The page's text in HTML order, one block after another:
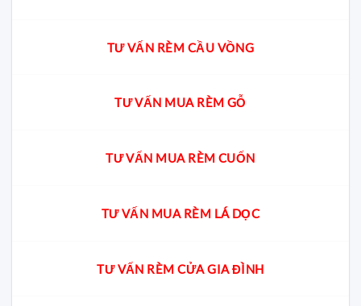
TƯ VẤN RÈM CẦU VỒNG
TƯ VẤN MUA RÈM GỖ
TƯ VẤN MUA RÈM CUỐN
TƯ VẤN MUA RÈM LÁ DỌC
TƯ VẤN RÈM CỬA GIA ĐÌNH